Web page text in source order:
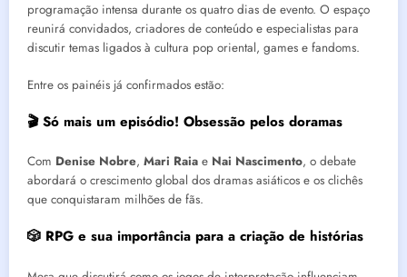
programação intensa durante os quatro dias de evento. O espaço
reunirá convidados, criadores de conteúdo e especialistas para
discutir temas ligados à cultura pop oriental, games e fandoms.
Entre os painéis já confirmados estão:
🎬 Só mais um episódio! Obsessão pelos doramas
Com Denise Nobre, Mari Raia e Nai Nascimento, o debate
abordará o crescimento global dos dramas asiáticos e os clichês
que conquistaram milhões de fãs.
🎲 RPG e sua importância para a criação de histórias